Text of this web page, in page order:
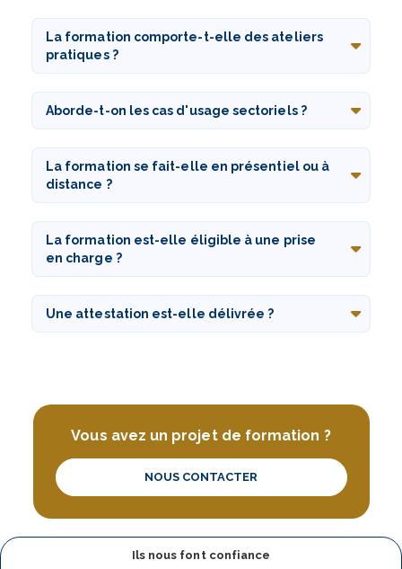
La formation comporte-t-elle des ateliers
pratiques ?
Aborde-t-on les cas d'usage sectoriels ?
La formation se fait-elle en présentiel ou à
distance ?
La formation est-elle éligible à une prise
en charge ?
Une attestation est-elle délivrée ?
Vous avez un projet de formation ?
NOUS CONTACTER
Ils nous font confiance